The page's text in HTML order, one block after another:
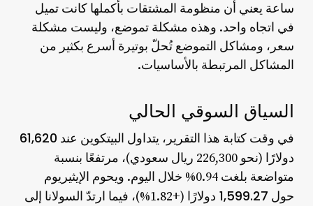
ساعة يعني أن منظومة المشتقات بأكملها كانت تميل
في اتجاه واحد. وهذه مشكلة تموضع، وليست مشكلة
سعر، ومشاكل التموضع تُحلّ بوتيرة أسرع بكثير من
المشاكل المرتبطة بالأساسيات.
السياق السوقي الحالي
في وقت كتابة هذا التقرير، يتداول البيتكوين عند 61,620
دولارًا
(نحو 226,300 ريال سعودي)، مرتفعًا بنسبة
متواضعة بلغت 0.94% خلال اليوم. ويحوم الإيثيريوم
حول 1,599.27 دولارًا (+1.82%)، فيما ارتدّ السولانا إلى